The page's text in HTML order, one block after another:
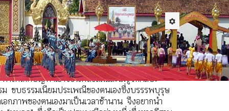
ะวัฒนธรรม 10 November 2009 Hits: 51529
าพทางสังคม เศรษฐกิจ การเมือง ได้เปลี่ยนแปลงไป
ร็ว เนื่องจากการเปลี่ยนแปลงทางเทคโนโลยีทำให้โลก
พรหมแดน วัฒนธรรมตะวันตกไหลบ่าเข้ามาอย่าง
ำให้เกิดปัญหาเยาวชนหลงลืมและไม่รู้จักศิลปะ
ขบธรรมเนียมประเพณีของตนเองซึ่งบรรรพบุรุษ
อกภาพของตนเองมาเป็นเวลาช้านาน จึงอยากนำ